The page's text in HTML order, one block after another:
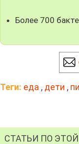
Более 700
Теги: еда , дети ,
СТАТЬИ ПО